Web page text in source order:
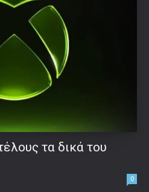
τα δικά του
0